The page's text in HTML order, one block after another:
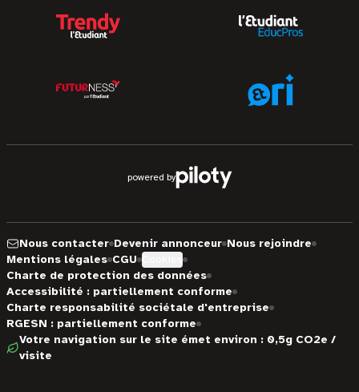
powered by
Nous contacter Devenir annonceur Nous rejoindre
Mentions légales CGU
Charte de protection des données
Accessibilité : partiellement conforme
Charte responsabilité sociétale d'entreprise
RGESN : partiellement conforme
Votre navigation sur le site émet environ : 0,5g CO2e /
visite